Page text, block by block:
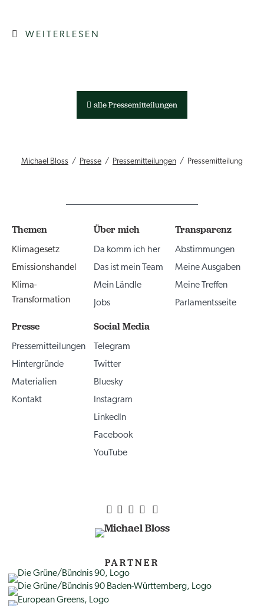
WEITERLESEN
alle Pressemitteilungen
Michael Bloss Presse Pressemitteilungen Pressemitteilung
Themen
Klimagesetz
Emissionshandel
Klima-
Transformation
Über mich
Da komm ich her
Das ist mein Team
Mein Ländle
Jobs
Transparenz
Abstimmungen
Meine Ausgaben
Meine Treffen
Parlamentsseite
Presse
Pressemitteilungen
Hintergründe
Materialien
Kontakt
Social Media
Telegram
Twitter
Bluesky
Instagram
LinkedIn
Facebook
YouTube
PARTNER